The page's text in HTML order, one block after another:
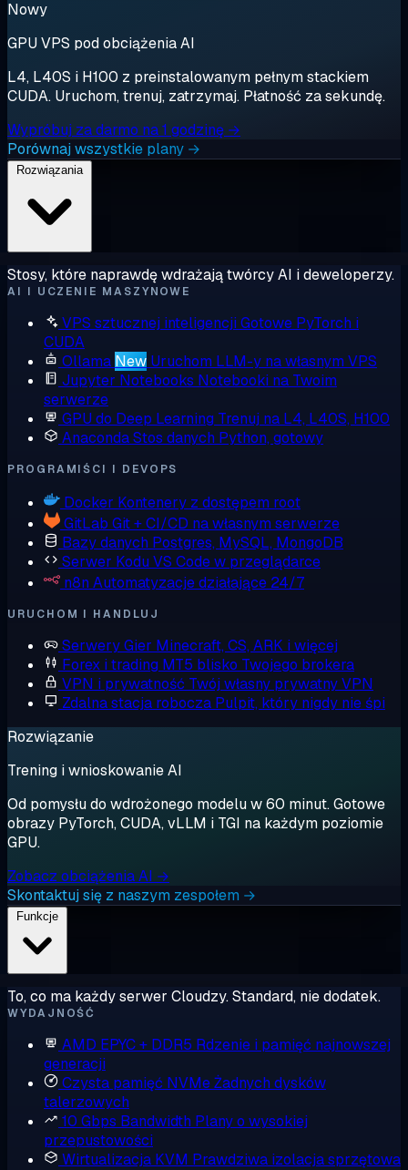
Nowy
GPU VPS pod obciążenia AI
L4, L40S i H100 z preinstalowanym pełnym stackiem
CUDA. Uruchom, trenuj, zatrzymaj. Płatność za sekundę.
Wypróbuj za darmo na 1 godzinę →
Porównaj wszystkie plany →
Rozwiązania
Stosy, które naprawdę wdrażają twórcy AI i deweloperzy.
AI I UCZENIE MASZYNOWE
VPS sztucznej inteligencji Gotowe PyTorch i
CUDA
Ollama New Uruchom LLM-y na własnym VPS
Jupyter Notebooks Notebooki na Twoim
serwerze
GPU do Deep Learning Trenuj na L4, L40S, H100
AnacondaStos danych Python, gotowy
PROGRAMIŚCI I DEVOPS
Docker Kontenery z dostępem root
GitLab Git + CI/CD na własnym serwerze
Bazy danych Postgres, MySQL, MongoDB
Serwer Kodu VS Code w przeglądarce
n8n Automatyzacje działające 24/7
URUCHOM I HANDLUJ
Serwery Gier Minecraft, CS, ARK i więcej
Forex i trading MT5 blisko Twojego brokera
VPN i prywatność Twój własny prywatny VPN
Zdalna stacja robocza Pulpit, który nigdy nie śpi
Rozwiązanie
Trening i wnioskowanie AI
Od pomysłu do wdrożonego modelu w 60 minut. Gotowe
obrazy PyTorch, CUDA, vLLM i TGI na każdym poziomie
GPU.
Zobacz obciążenia AI →
Skontaktuj się z naszym zespołem →
To, co ma każdy serwer Cloudzy. Standard, nie dodatek.
WYDAJNOŚĆ
AMD EPYC + DDR5 Rdzenie i pamięć najnowszej
generacji
Czysta pamięć NVMeŻadnych dysków
talerzowych
10 Gbps Bandwidth Plany o wysokiej
przepustowości
Wirtualizacja KVM Prawdziwa izolacja sprzętowa